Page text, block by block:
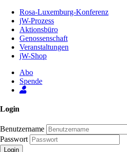
Inhalt
Seite
Rosa-Luxemburg-Konferenz
jW-Prozess
Aktionsbüro
Genossenschaft
Veranstaltungen
jW-Shop
Abo
Spende
Login
Benutzername
Passwort
Login